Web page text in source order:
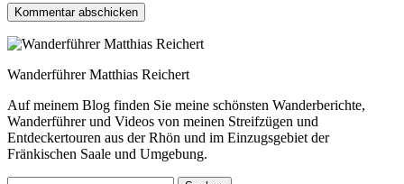
Wanderführer Matthias Reichert
Auf meinem Blog finden Sie meine schönsten Wanderberichte,
Wanderführer und Videos von meinen Streifzügen und
Entdeckertouren aus der Rhön und im Einzugsgebiet der
Fränkischen Saale und Umgebung.